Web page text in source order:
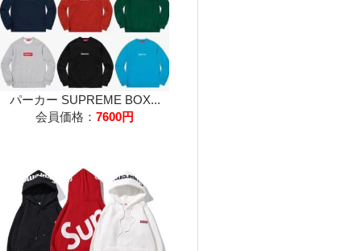
パーカー SUPREME BOX...
会員価格： 7600円